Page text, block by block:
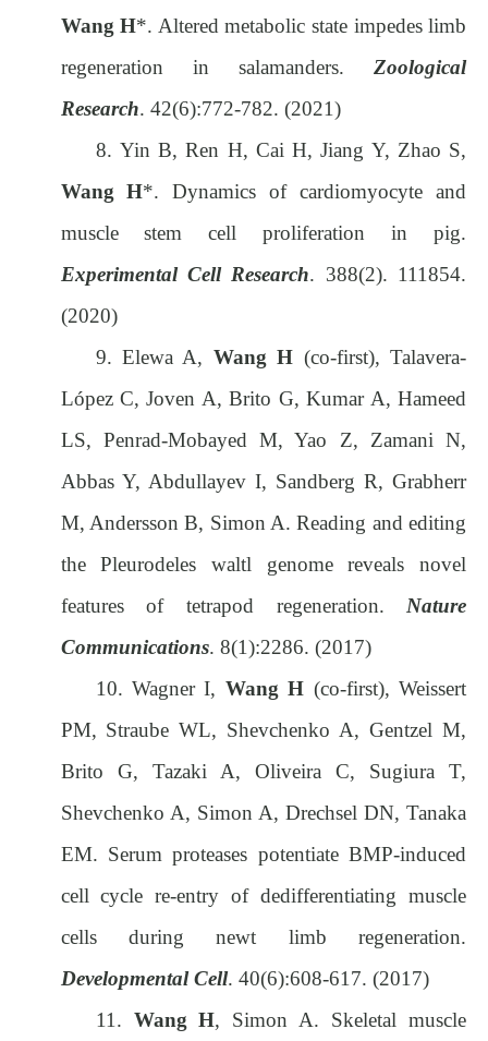
Wang H*. Altered metabolic state impedes limb
regeneration in salamanders.Zoological
Research. 42(6):772-782. (2021)
8. Yin B, Ren H, Cai H, Jiang Y, Zhao S,
Wang H*. Dynamics of cardiomyocyte and
muscle stem cell proliferation in pig.
Experimental Cell Research. 388(2). 111854.
(2020)
9. Elewa A, Wang H (co-first), Talavera-
López C, Joven A, Brito G, Kumar A, Hameed
LS, Penrad-Mobayed M, Yao Z, Zamani N,
Abbas Y, Abdullayev I, Sandberg R, Grabherr
M, Andersson B, Simon A. Reading and editing
the Pleurodeles waltl genome reveals novel
features of tetrapod regeneration. Nature
Communications. 8(1):2286. (2017)
10. Wagner I, Wang H (co-first), Weissert
PM, Straube WL, Shevchenko A, Gentzel M,
Brito G, Tazaki A, Oliveira C, Sugiura T,
Shevchenko A, Simon A, Drechsel DN, Tanaka
EM. Serum proteases potentiate BMP-induced
cell cycle re-entry of dedifferentiating muscle
cells during newt limb regeneration.
Developmental Cell. 40(6):608-617. (2017)
11. Wang H, Simon A. Skeletal muscle